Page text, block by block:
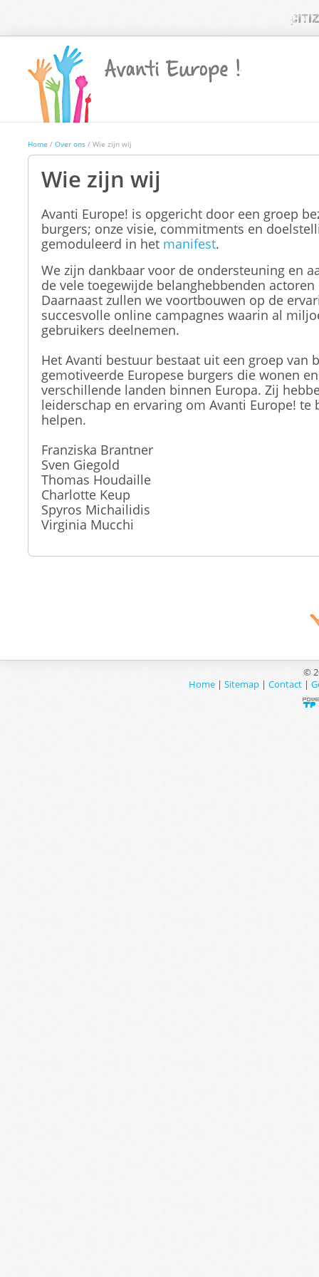
Home / Over ons/ Wie zijn wij
Wie zijn wij
Avanti Europe! is opgericht door een groep
burgers; onze visie, commitments en
gemoduleerd in het manifest.
We zijn dankbaar voor de ondersteuning en
de vele toegewijde belanghebbenden
Daarnaast zullen we voortbouwen op de
succesvolle online campagnes waarin al
gebruikers deelnemen.
Het Avanti bestuur bestaat uit een groep van
gemotiveerde Europese burgers die wonen
verschillende landen binnen Europa. Zij
leiderschap en ervaring om Avanti Europe! te
helpen.
Franziska Brantner
Sven Giegold
Thomas Houdaille
Charlotte Keup
Spyros Michailidis
Virginia Mucchi
©
Home| Sitemap| Contact|